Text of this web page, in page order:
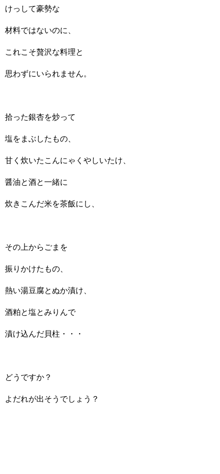
けっして豪勢な
材料ではないのに、
これこそ贅沢な料理と
思わずにいられません。
拾った銀杏を炒って
塩をまぶしたもの、
甘く炊いたこんにゃくやしいたけ、
醤油と酒と一緒に
炊きこんだ米を茶飯にし、
その上からごまを
振りかけたもの、
熱い湯豆腐とぬか漬け、
酒粕と塩とみりんで
漬け込んだ貝柱・・・
どうですか？
よだれが出そうでしょう？